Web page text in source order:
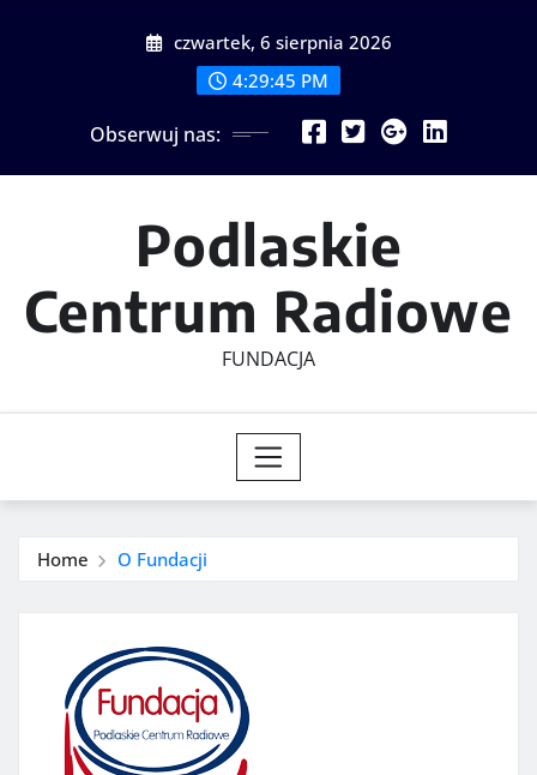
czwartek, 6 sierpnia 2026
4:29:46 PM
Obserwuj nas:
Podlaskie
Centrum Radiowe
FUNDACJA
Home O Fundacji